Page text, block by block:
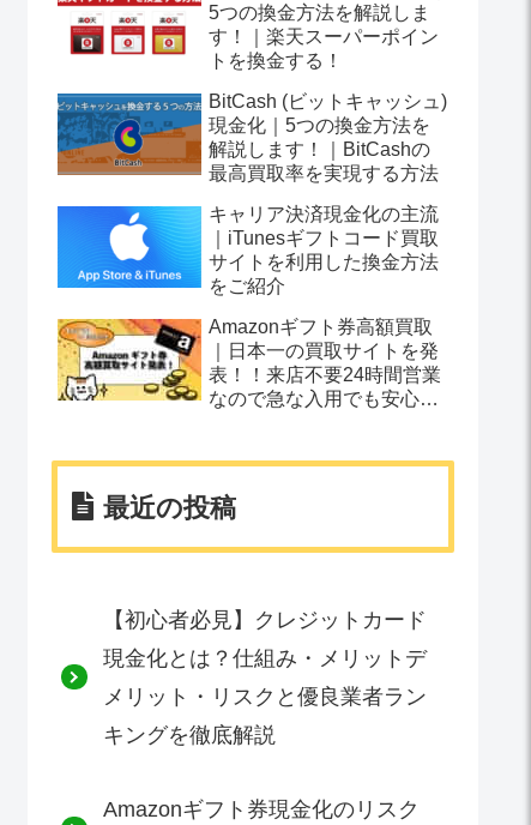
5つの換金方法を解説しま
す！｜楽天スーパーポイン
トを換金する！
BitCash (ビットキャッシュ)
現金化｜5つの換金方法を
解説します！｜BitCashの
最高買取率を実現する方法
キャリア決済現金化の主流
｜iTunesギフトコード買取
サイトを利用した換金方法
をご紹介
Amazonギフト券高額買取
｜日本一の買取サイトを発
表！！来店不要24時間営業
なので急な入用でも安心で
最近の投稿
【初心者必見】クレジットカード
現金化とは？仕組み・メリットデ
メリット・リスクと優良業者ラン
キングを徹底解説
Amazonギフト券現金化のリスク